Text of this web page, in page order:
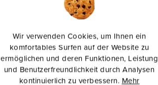
Wir verwenden Cookies, um Ihnen ein
komfortables Surfen auf der Website zu
ermöglichen und deren Funktionen, Leistung
und Benutzerfreundlichkeit durch Analysen
kontinuierlich zu verbessern. Mehr